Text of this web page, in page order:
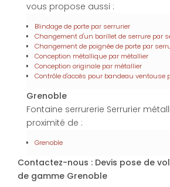
vous propose aussi :
Blindage de porte par serrurier
Changement d'un barillet de serrure par
Changement de poignée de porte par
Conception métallique par métallier
Conception originale par métallier
Contrôle d'accès pour bandeau ventouse
Grenoble
Fontaine serrurerie Serrurier
proximité de :
Grenoble
Contactez-nous : Devis pose de
de gamme Grenoble